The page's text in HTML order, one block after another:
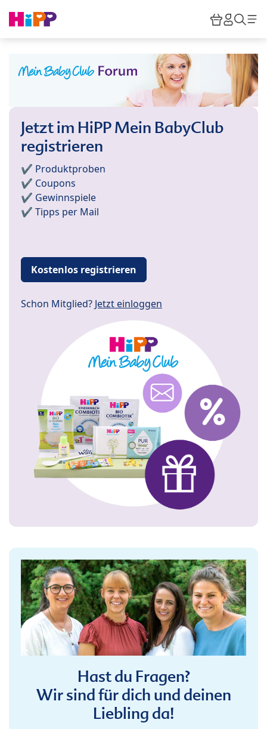
HiPP
Jetzt im HiPP Mein BabyClub
registrieren
✔️ Produktproben
✔️ Coupons
✔️ Gewinnspiele
✔️ Tipps per Mail
Kostenlos registrieren
Schon Mitglied? Jetzt einloggen
Hast du Fragen?
Wir sind für dich und deinen
Liebling da!